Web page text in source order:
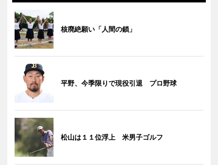
核廃絶願い「人間の鎖」
平野、今季限りで現役引退 プロ野球
松山は１１位浮上 米男子ゴルフ